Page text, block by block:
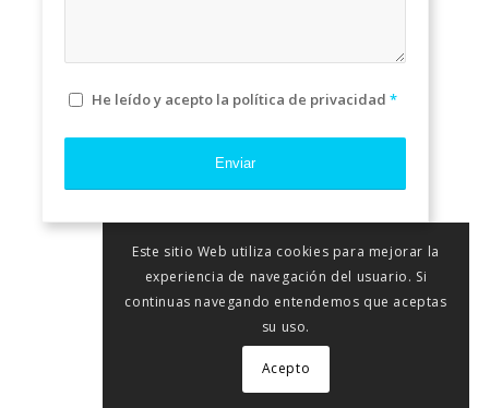
He leído y acepto la política de privacidad*
Este sitio Web utiliza cookies para mejorar la
experiencia de navegación del usuario. Si
continuas navegando entendemos que aceptas
su uso.
Acepto